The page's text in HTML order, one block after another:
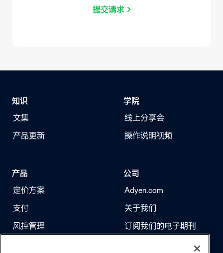
提交请求
知识
文集
产品更新
学院
线上分享会
操作说明视频
产品
定价方案
支付
风控管理
公司
Adyen.com
关于我们
订阅我们的电子期刊